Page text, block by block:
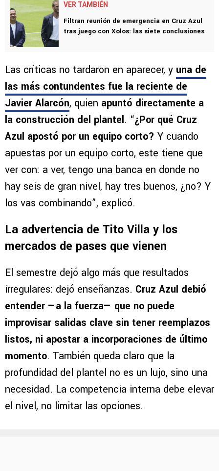
VER TAMBIÉN
Filtran reunión de emergencia en Cruz Azul
tras juego con Xolos: las siete conclusiones
Las críticas no tardaron en aparecer, y una de
las más contundentes fue la reciente de
Javier Alarcón, quien apuntó directamente a
la construcción del plantel. “¿Por qué Cruz
Azul apostó por un equipo corto? Y cuando
apuestas por un equipo corto, este tiene que
ver con: a ver, tengo una banca en donde no
hay seis de gran nivel, hay tres buenos, ¿no? Y
los vas combinando”, explicó.
La advertencia de Tito Villa y los
mercados de pases que vienen
El semestre dejó algo más que resultados
irregulares: dejó enseñanzas. Cruz Azul debió
entender —a la fuerza— que no puede
improvisar salidas clave sin tener reemplazos
listos, ni apostar a incorporaciones de último
momento. También queda claro que la
profundidad del plantel no es un lujo, sino una
necesidad. La competencia interna debe elevar
el nivel, no limitar las opciones.